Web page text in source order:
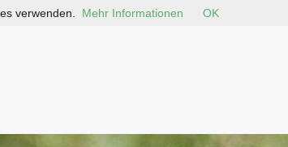
verwenden. Mehr Informationen OK